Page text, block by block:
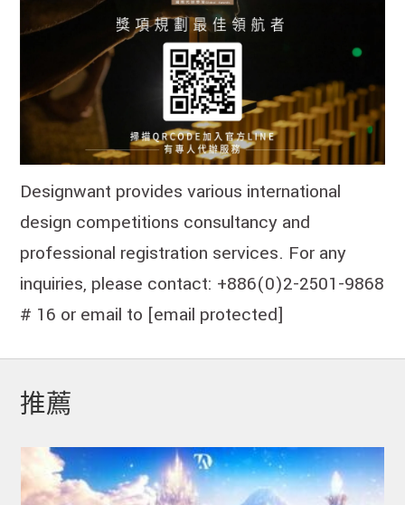
Designwant provides various international
design competitions consultancy and
professional registration services. For any
inquiries, please contact: +886(0)2-2501-9868
# 16 or email to [email protected]
推薦